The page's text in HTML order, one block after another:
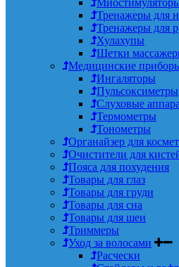
Тренажеры для
Тренажеры для
Хулахупы
Щетки
Медицинские
Ингаляторы
Пульсоксиметры
Слуховые
Термометры
Тонометры
Органайзер для
Очистители для
Пояса для похудения
Товары для глаз
Товары для груди
Товары для сна
Товары для шеи
Триммеры
Уход за волосами
Расчески